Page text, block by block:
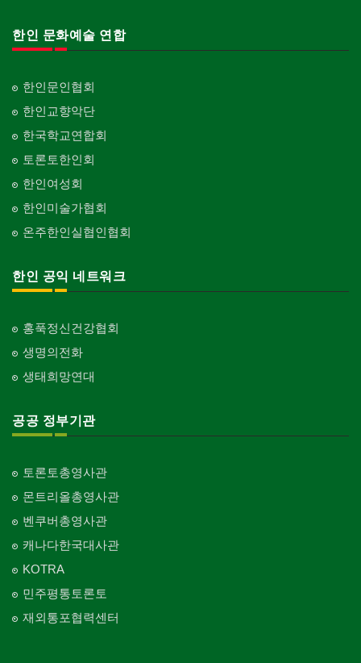
한인 문화예술 연합
한인문인협회
한인교향악단
한국학교연합회
토론토한인회
한인여성회
한인미술가협회
온주한인실협인협회
한인 공익 네트워크
홍푹정신건강협회
생명의전화
생태희망연대
공공 정부기관
토론토총영사관
몬트리올총영사관
벤쿠버총영사관
캐나다한국대사관
KOTRA
민주평통토론토
재외통포협력센터